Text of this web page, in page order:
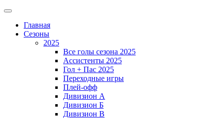
Главная
Сезоны
2025
Все голы сезона 2025
Ассистенты 2025
Гол + Пас 2025
Переходные игры
Плей-офф
Дивизион A
Дивизион Б
Дивизион В